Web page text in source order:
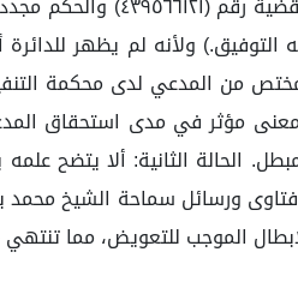
ولأنه لم يظهر
من المدعي لدى محكمة
مؤثر في مدى استحقاق
الحالة الثانية: ألا يتضح
الموجب للتعويض، مما